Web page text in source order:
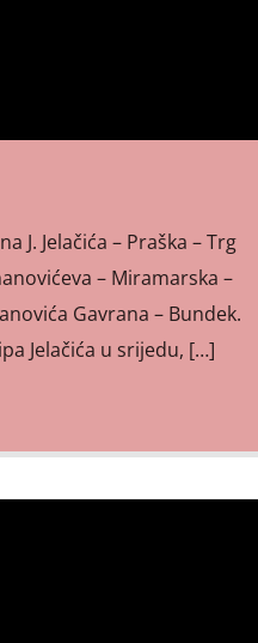
J. Jelačića – Praška – Trg
– Miramarska –
Gavrana – Bundek.
Jelačića u srijedu, […]